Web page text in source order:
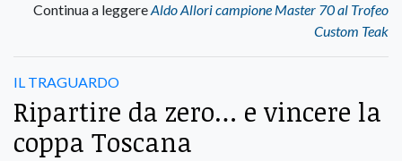
Continua a leggereAldo Allori campione Master 70 al Trofeo
Custom Teak
IL TRAGUARDO
Ripartire da zero… e vincere la
coppa Toscana